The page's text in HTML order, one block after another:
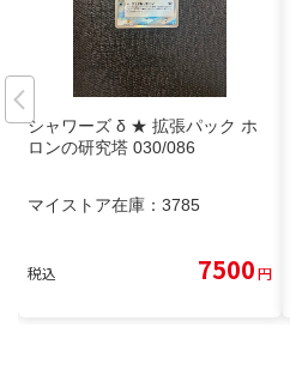
シャワーズ δ ★ 拡張パック ホ
ロンの研究塔 030/086
マイストア在庫： 3785
税込 7500円